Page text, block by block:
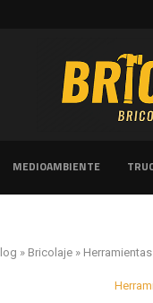
MEDIOAMBIENTE
» Bricolaje»